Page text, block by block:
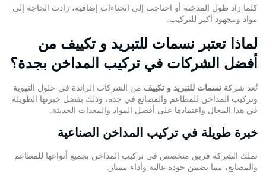
كلما زاد طول المدخنة أو احتاجت إلى انحناءات إضافية، زادت الحاجة إلى
مواد ومجهود أكبر للتركيب.
لماذا تعتبر نسمات للتبريد و تكييف من
أفضل الشركات في تركيب المداخن بجدة؟
تُعد شركة نسمات للتبريد و تكييف من الشركات الرائدة في حلول التهوية
وتركيب المداخن للمطاعم والمصانع في جدة، وذلك بفضل خبرتها الطويلة
في هذا المجال واعتمادها على أفضل المواد والمعدات الحديثة.
خبرة طويلة في تركيب المداخن الصناعية
تملك الشركة فريق متخصص في تركيب المداخن بجميع أنواعها للمطاعم
والمصانع، مما يضمن جودة عالية وأداء ممتاز.